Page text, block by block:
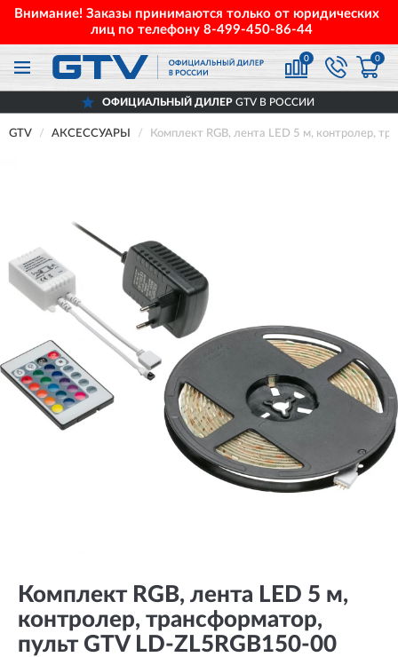
Внимание! Заказы принимаются только от юридических
лиц по телефону 8-499-450-86-44
0 0
ОФИЦИАЛЬНЫЙ ДИЛЕР GTV В РОССИИ
GTV АКСЕССУАРЫ Комплект RGB, лента LED 5 м, контролер,
Комплект RGB, лента LED 5 м,
контролер, трансформатор,
пульт GTV LD-ZL5RGB150-00